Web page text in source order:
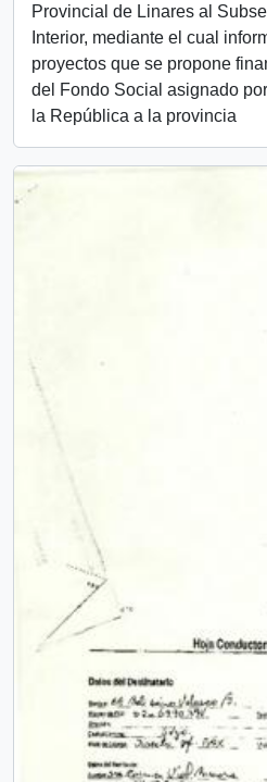
Provincial de Linares al
Interior, mediante el cual
proyectos que se propone
del Fondo Social asignado
la República a la provincia